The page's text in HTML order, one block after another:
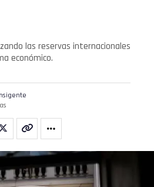
las reservas internacionales
económico.